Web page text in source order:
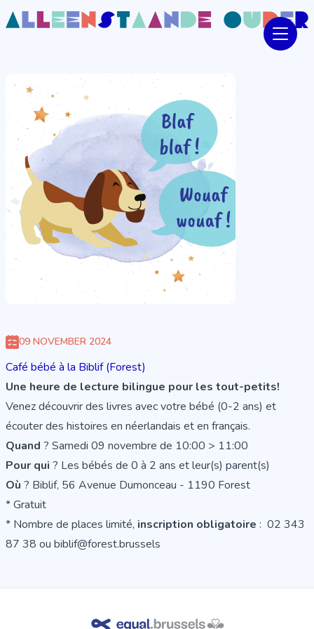
09 NOVEMBER 2024
Café bébé à la Biblif (Forest)
Une heure de lecture bilingue pour les tout-petits!
Venez découvrir des livres avec votre bébé (0-2 ans) et
écouter des histoires en néerlandais et en français.
Quand ? Samedi 09 novembre de 10:00 > 11:00
Pour qui ? Les bébés de 0 à 2 ans et leur(s) parent(s)
Où ? Biblif, 56 Avenue Dumonceau - 1190 Forest
* Gratuit
* Nombre de places limité, inscription obligatoire : 02 343
87 38 ou biblif@forest.brussels